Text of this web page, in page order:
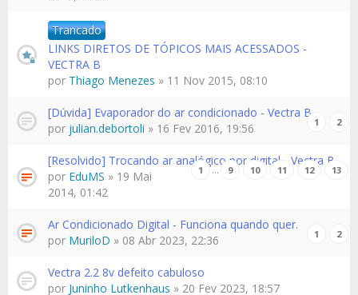
Trancado
LINKS DIRETOS DE TÓPICOS MAIS ACESSADOS -
VECTRA B
por Thiago Menezes » 11 Nov 2015, 08:10
[Dúvida] Evaporador do ar condicionado - Vectra B
1 2
por julian.debortoli » 16 Fev 2016, 19:56
[Resolvido] Trocando ar analógico por digital - Vectra B
1 … 9 10 11 12 13
por EduMS » 19 Mai
2014, 01:42
Ar Condicionado Digital - Funciona quando quer.
1 2
por MuriloD » 08 Abr 2023, 22:36
Vectra 2.2 8v defeito cabuloso
por Juninho Lutkenhaus » 20 Fev 2023, 18:57